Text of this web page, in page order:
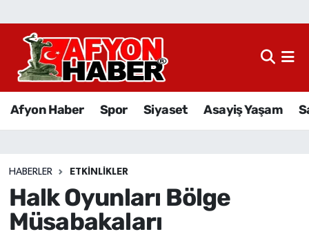
Afyon Haber Spor Siyaset Asayiş Yaşam
HABERLER ETKINLIKLER
Halk Oyunları Bölge
Müsabakaları
Afyon Haber
Sağlık
Eğitim